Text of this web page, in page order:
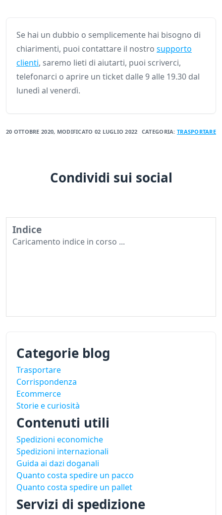
Se hai un dubbio o semplicemente hai bisogno di
chiarimenti, puoi contattare il nostro supporto
clienti, saremo lieti di aiutarti, puoi scriverci,
telefonarci o aprire un ticket dalle 9 alle 19.30 dal
lunedì al venerdì.
20 OTTOBRE 2020, MODIFICATO 02 LUGLIO 2022 CATEGORIA: TRASPORTARE
Condividi sui social
Indice
Caricamento indice in corso ...
Categorie blog
Trasportare
Corrispondenza
Ecommerce
Storie e curiosità
Contenuti utili
Spedizioni economiche
Spedizioni internazionali
Guida ai dazi doganali
Quanto costa spedire un pacco
Quanto costa spedire un pallet
Servizi di spedizione